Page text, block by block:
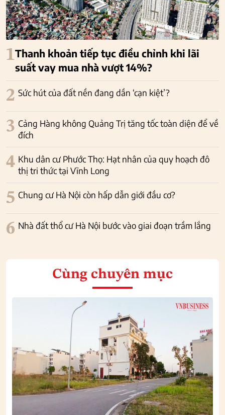
1Thanh khoản tiếp tục điều chỉnh khi lãi
suất vay mua nhà vượt 14%?
2 Sức hút của đất nền đang dần ‘cạn kiệt’?
3 Cảng Hàng không Quảng Trị tăng tốc toàn diện để về
đích
4 Khu dân cư Phước Thọ: Hạt nhân của quy hoạch đô
thị tri thức tại Vĩnh Long
5 Chung cư Hà Nội còn hấp dẫn giới đầu cơ?
6 Nhà đất thổ cư Hà Nội bước vào giai đoạn trầm lắng
Cùng chuyên mục